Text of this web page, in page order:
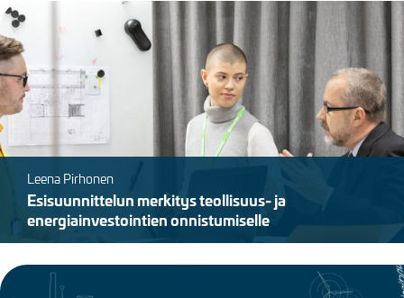
Kuva
Leena Pirhonen
Esisuunnittelun merkitys teollisuus- ja
energiainvestointien onnistumiselle
Kuva